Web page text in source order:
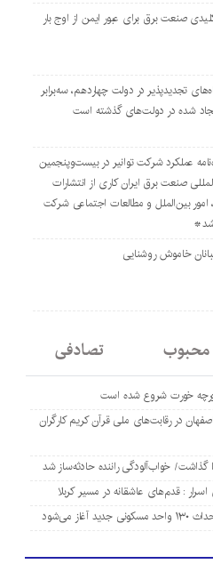
کلیدی صنعت برق برای عبور ایمن از اوج بار
تجدیدپذیر در دولت چهاردهم، سه‌برابر
شده در دولت‌های گذشته است
عملکرد شرکت توانیر در بیست‌وپنجمین
صنعت برق ایران کاری از انتشارات
امور بین‌الملل و مطالعات اجتماعی شرکت
شد*
خاموش روشنایی
محبوب تصادفی
خورت شروع شده است
در رقابت‌های ملی قرآن کریم کارگران
: قدم‌های عاشقانه در مسیر کربلا
می‌شود